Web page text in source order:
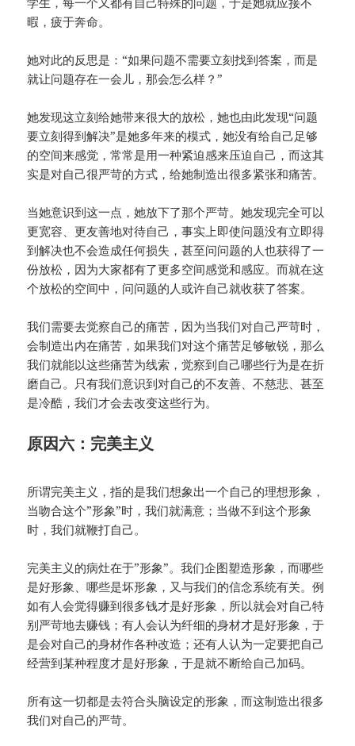
暇，疲于奔命。
她对此的反思是：“如果问题不需要立刻找到答案，而是
就让问题存在一会儿，那会怎么样？”
她发现这立刻给她带来很大的放松，她也由此发现“问题
要立刻得到解决”是她多年来的模式，她没有给自己足够
的空间来感觉，常常是用一种紧迫感来压迫自己，而这其
实是对自己很严苛的方式，给她制造出很多紧张和痛苦。
当她意识到这一点，她放下了那个严苛。她发现完全可以
更宽容、更友善地对待自己，事实上即使问题没有立即得
到解决也不会造成任何损失，甚至问问题的人也获得了一
份放松，因为大家都有了更多空间感觉和感应。而就在这
个放松的空间中，问问题的人或许自己就收获了答案。
我们需要去觉察自己的痛苦，因为当我们对自己严苛时，
会制造出内在痛苦，如果我们对这个痛苦足够敏锐，那么
我们就能以这些痛苦为线索，觉察到自己哪些行为是在折
磨自己。只有我们意识到对自己的不友善、不慈悲、甚至
是冷酷，我们才会去改变这些行为。
原因六：完美主义
所谓完美主义，指的是我们想象出一个自己的理想形象，
当吻合这个”形象”时，我们就满意；当做不到这个形象
时，我们就鞭打自己。
完美主义的病灶在于”形象”。我们企图塑造形象，而哪些
是好形象、哪些是坏形象，又与我们的信念系统有关。例
如有人会觉得赚到很多钱才是好形象，所以就会对自己特
别严苛地去赚钱；有人会认为纤细的身材才是好形象，于
是会对自己的身材作各种改造；还有人认为一定要把自己
经营到某种程度才是好形象，于是就不断给自己加码。
所有这一切都是去符合头脑设定的形象，而这制造出很多
我们对自己的严苛。